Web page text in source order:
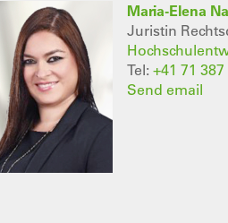
Maria-Elena
Juristin
Tel: +41 71 387
Send email